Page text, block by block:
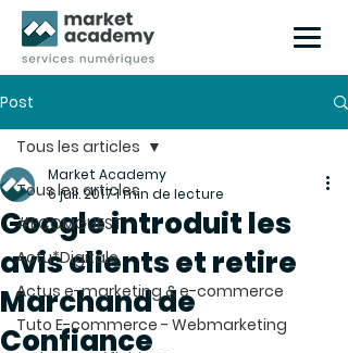
Post
Tous les articles
#ECOMGUEST
Actu*Digitale
Actus e-marketing & e-commerce
Tuto E-commerce - Webmarketing
Tous les articles
Google introduit les
avis clients et retire
Marchand de
Confiance
Market Academy
6 juil. 20171 min de lecture